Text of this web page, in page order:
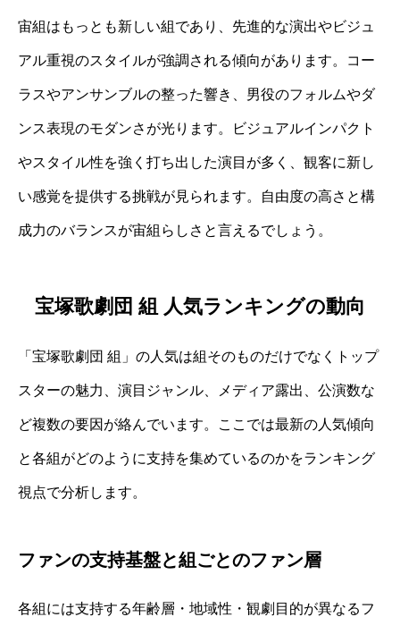
宙組はもっとも新しい組であり、先進的な演出やビジュ
アル重視のスタイルが強調される傾向があります。コー
ラスやアンサンブルの整った響き、男役のフォルムやダ
ンス表現のモダンさが光ります。ビジュアルインパクト
やスタイル性を強く打ち出した演目が多く、観客に新し
い感覚を提供する挑戦が見られます。自由度の高さと構
成力のバランスが宙組らしさと言えるでしょう。
宝塚歌劇団 組 人気ランキングの動向
「宝塚歌劇団 組」の人気は組そのものだけでなくトップ
スターの魅力、演目ジャンル、メディア露出、公演数な
ど複数の要因が絡んでいます。ここでは最新の人気傾向
と各組がどのように支持を集めているのかをランキング
視点で分析します。
ファンの支持基盤と組ごとのファン層
各組には支持する年齢層・地域性・観劇目的が異なるフ